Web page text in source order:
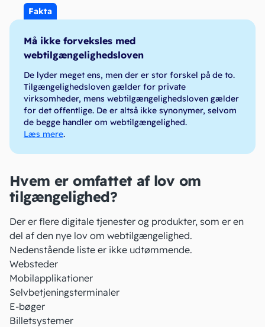
Må ikke forveksles med
webtilgængelighedsloven
De lyder meget ens, men der er stor forskel på de to.
Tilgængelighedsloven gælder for private
virksomheder, mens webtilgængelighedsloven gælder
for det offentlige. De er altså ikke synonymer, selvom
de begge handler om webtilgængelighed.
Læs mere.
Fakta
Hvem er omfattet af lov om
tilgængelighed?
Der er flere digitale tjenester og produkter, som er en
del af den nye lov om webtilgængelighed.
Nedenstående liste er ikke udtømmende.
Websteder
Mobilapplikationer
Selvbetjeningsterminaler
E-bøger
Billetsystemer